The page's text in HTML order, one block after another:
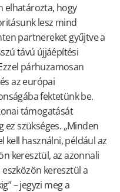
elhatározta, hogy
lesz mind
partnereket gyűjtve a
távú újjáépítési
párhuzamosan
az európai
fektetünk be.
támogatását
szükséges. „Minden
kell használni, például az
keresztül, az azonnali
keresztül a
– jegyzi meg a